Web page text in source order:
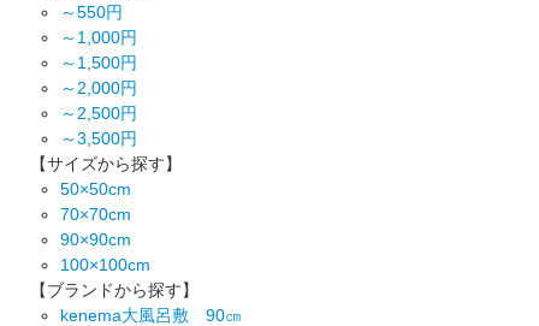
～550円
～1,000円
～1,500円
～2,000円
～2,500円
～3,500円
【サイズから探す】
50×50cm
70×70cm
90×90cm
100×100cm
【ブランドから探す】
kenema大風呂敷 90㎝